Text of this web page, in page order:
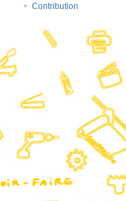
Contribution